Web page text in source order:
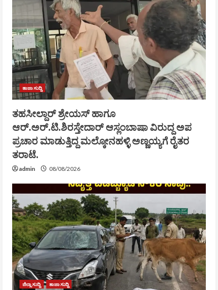
ತಾಜಾ ಸುದ್ದಿ
ತಹಸೀಲ್ದಾರ್ ಶ್ರೇಯಸ್ ಹಾಗೂ
ಆರ್.ಅರ್.ಟಿ.ಶಿರಸ್ತೇದಾರ್ ಆಸ್ಲಂಬಾಷಾ ವಿರುದ್ದ ಅಪ
ಪ್ರಚಾರ ಮಾಡುತ್ತಿದ್ದ ಮಲ್ಕೋನಹಳ್ಳಿ ಅಣ್ಣಯ್ಯಗೆ ರೈತರ
ತರಾಟೆ.
admin 08/08/2026
ಜಿಲ್ಲಾ ಸುದ್ದಿ ತಾಜಾ ಸುದ್ದಿ